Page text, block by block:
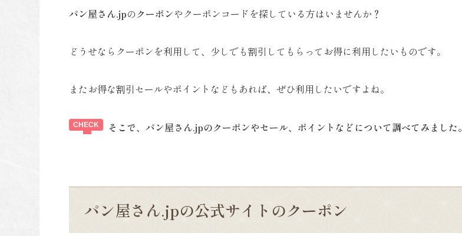
パン屋さん.jpのクーポンやクーポンコードを探している方はいませんか？
どうせならクーポンを利用して、少しでも割引してもらってお得に利用したいものです。
またお得な割引セールやポイントなどもあれば、ぜひ利用したいですよね。
そこで、パン屋さん.jpのクーポンやセール、ポイントなどについて調べてみました。
パン屋さん.jpの公式サイトのクーポン